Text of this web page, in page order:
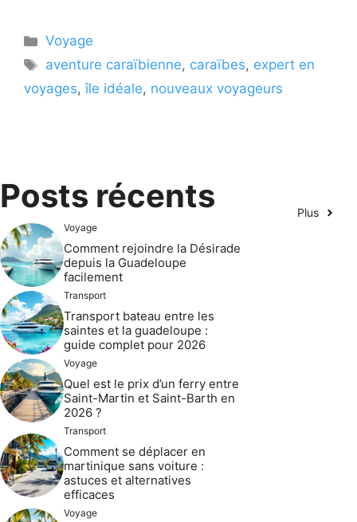
Catégories
Voyage
Étiquettes
aventure caraïbienne, caraïbes, expert en
voyages,île idéale, nouveaux voyageurs
Posts récents Plus
Voyage
Comment rejoindre la Désirade
depuis la Guadeloupe
facilement
Transport
Transport bateau entre les
saintes et la guadeloupe :
guide complet pour 2026
Voyage
Quel est le prix d’un ferry entre
Saint-Martin et Saint-Barth en
2026 ?
Transport
Comment se déplacer en
martinique sans voiture :
astuces et alternatives
efficaces
Voyage